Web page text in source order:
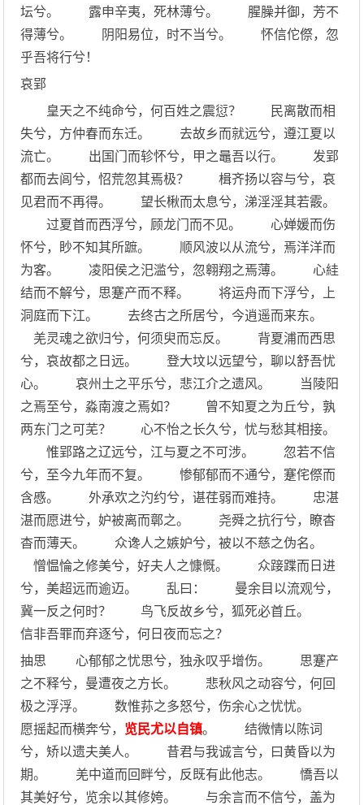
坛兮。 露申辛夷，死林薄兮。 腥臊并御，芳不
得薄兮。 阴阳易位，时不当兮。 怀信佗傺，忽
乎吾将行兮！
哀郢
皇天之不纯命兮，何百姓之震愆？ 民离散而相
失兮，方仲春而东迁。 去故乡而就远兮，遵江夏以
流亡。 出国门而轸怀兮，甲之鼂吾以行。 发郢
都而去闾兮，怊荒忽其焉极？ 楫齐扬以容与兮，哀
见君而不再得。 望长楸而太息兮，涕淫淫其若霰。
过夏首而西浮兮，顾龙门而不见。 心婵媛而伤
怀兮，眇不知其所蹠。 顺风波以从流兮，焉洋洋而
为客。 凌阳侯之汜滥兮，忽翱翔之焉薄。 心絓
结而不解兮，思蹇产而不释。 将运舟而下浮兮，上
洞庭而下江。 去终古之所居兮，今逍遥而来东。
羌灵魂之欲归兮，何须臾而忘反。 背夏浦而西思
兮，哀故都之日远。 登大坟以远望兮，聊以舒吾忧
心。 哀州土之平乐兮，悲江介之遗风。 当陵阳
之焉至兮，淼南渡之焉如？ 曾不知夏之为丘兮，孰
两东门之可芜？ 心不怡之长久兮，忧与愁其相接。
惟郢路之辽远兮，江与夏之不可涉。 忽若不信
兮，至今九年而不复。 惨郁郁而不通兮，蹇侘傺而
含慼。 外承欢之汋约兮，谌荏弱而难持。 忠湛
湛而愿进兮，妒被离而鄣之。 尧舜之抗行兮，瞭杳
杳而薄天。 众谗人之嫉妒兮，被以不慈之伪名。
憎愠惀之修美兮，好夫人之慷慨。 众踥蹀而日进
兮，美超远而逾迈。 乱曰： 曼余目以流观兮，
冀一反之何时？ 鸟飞反故乡兮，狐死必首丘。
信非吾罪而弃逐兮，何日夜而忘之？
抽思 心郁郁之忧思兮，独永叹乎增伤。 思蹇产
之不释兮，曼遭夜之方长。 悲秋风之动容兮，何回
极之浮浮。 数惟荪之多怒兮，伤余心之忧忧。
愿摇起而横奔兮， 览民尤以自镇。 结微情以陈词
兮，矫以遗夫美人。 昔君与我诚言兮，曰黄昏以为
期。 羌中道而回畔兮，反既有此他志。 憍吾以
其美好兮，览余以其修姱。 与余言而不信兮，盖为